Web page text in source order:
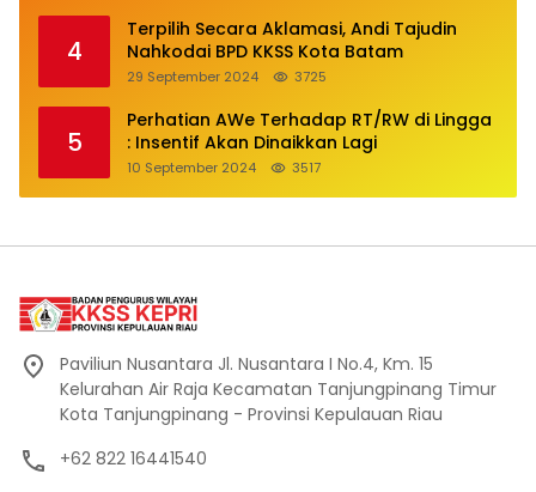
4
Terpilih Secara Aklamasi, Andi Tajudin
Nahkodai BPD KKSS Kota Batam
29 September 2024 3725
5
Perhatian AWe Terhadap RT/RW di Lingga
: Insentif Akan Dinaikkan Lagi
10 September 2024 3517
Paviliun Nusantara Jl. Nusantara I No.4, Km. 15
Kelurahan Air Raja Kecamatan Tanjungpinang Timur
Kota Tanjungpinang - Provinsi Kepulauan Riau
+62 822 16441540